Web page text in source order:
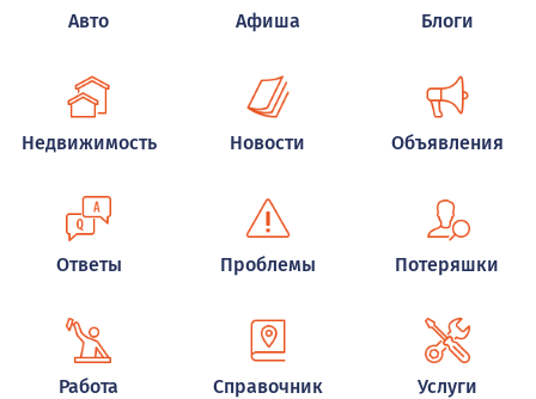
Авто Афиша Блоги
Недвижимость Новости Объявления
Ответы Проблемы Потеряшки
Работа Справочник Услуги